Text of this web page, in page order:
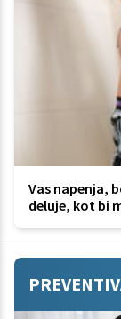
Vas napenja,
deluje, kot bi